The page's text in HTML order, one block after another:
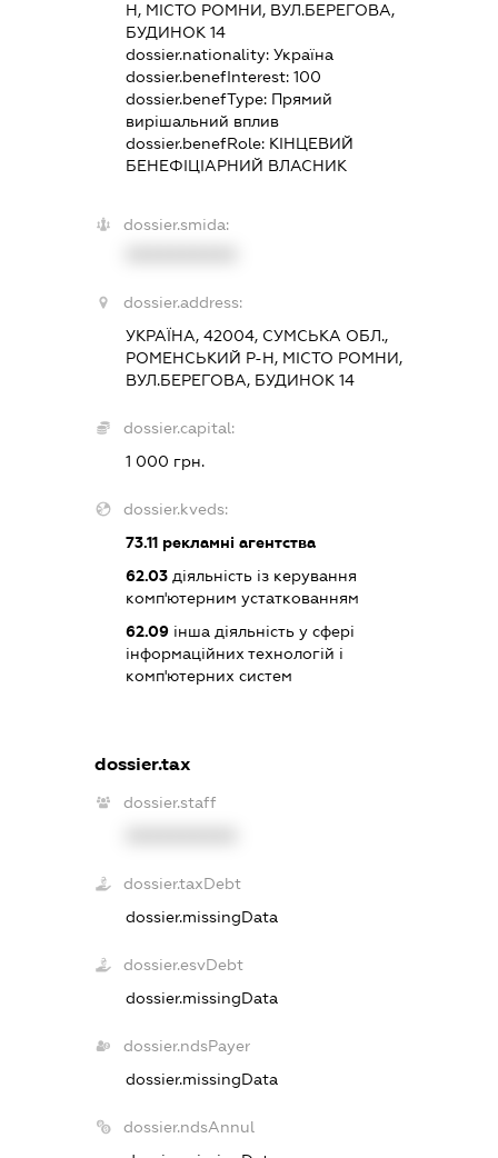
Н, МІСТО РОМНИ, ВУЛ.БЕРЕГОВА,
БУДИНОК 14
dossier.nationality:Україна
dossier.benefInterest:100
dossier.benefType: Прямий
вирішальний вплив
dossier.benefRole: КІНЦЕВИЙ
БЕНЕФІЦІАРНИЙ ВЛАСНИК
dossier.smida:
dossier.address:
УКРАЇНА, 42004, СУМСЬКА ОБЛ.,
РОМЕНСЬКИЙ Р-Н, МІСТО РОМНИ,
ВУЛ.БЕРЕГОВА, БУДИНОК 14
dossier.capital:
1 000 грн.
dossier.kveds:
73.11 рекламні агентства
62.03 діяльність із керування
комп'ютерним устаткованням
62.09 інша діяльність у сфері
інформаційних технологій і
комп'ютерних систем
dossier.tax
dossier.staff
dossier.taxDebt
dossier.missingData
dossier.esvDebt
dossier.missingData
dossier.ndsPayer
dossier.missingData
dossier.ndsAnnul